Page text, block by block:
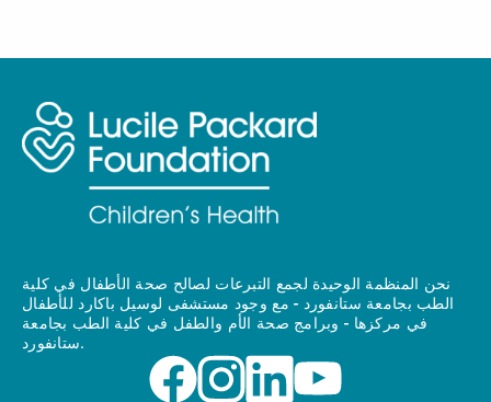
نحن المنظمة الوحيدة لجمع التبرعات لصالح صحة الأطفال في كلية
الطب بجامعة ستانفورد - مع وجود مستشفى لوسيل باكارد للأطفال
في مركزها - وبرامج صحة الأم والطفل في كلية الطب بجامعة
ستانفورد.